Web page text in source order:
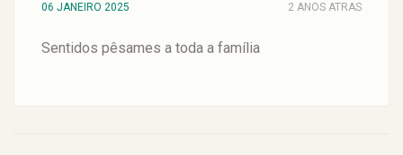
06 JANEIRO 2025 2 ANOS ATRAS
Sentidos pêsames a toda a família